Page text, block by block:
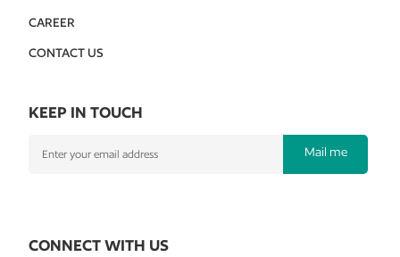
CAREER
CONTACT US
KEEP IN TOUCH
Mail me
CONNECT WITH US